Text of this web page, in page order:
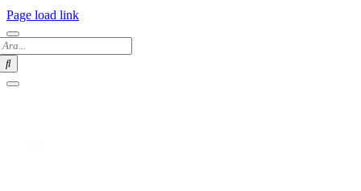
Page load link